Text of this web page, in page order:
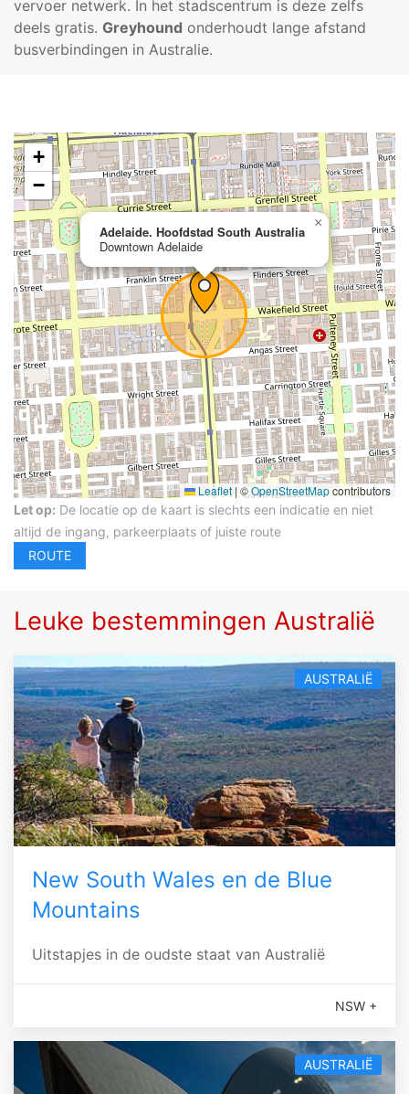
vervoer netwerk. In het stadscentrum is deze zelfs
deels gratis. Greyhound onderhoudt lange afstand
busverbindingen in Australie.
Adelaide. Hoofdstad South Australia
Downtown Adelaide
×
+
−
Leaflet|©OpenStreetMapcontributors
Let op: De locatie op de kaart is slechts een indicatie en niet
altijd de ingang, parkeerplaats of juiste route
Leuke bestemmingen Australië
AUSTRALIË
New South Wales en de Blue
Mountains
Uitstapjes in de oudste staat van Australië
NSW +
AUSTRALIË